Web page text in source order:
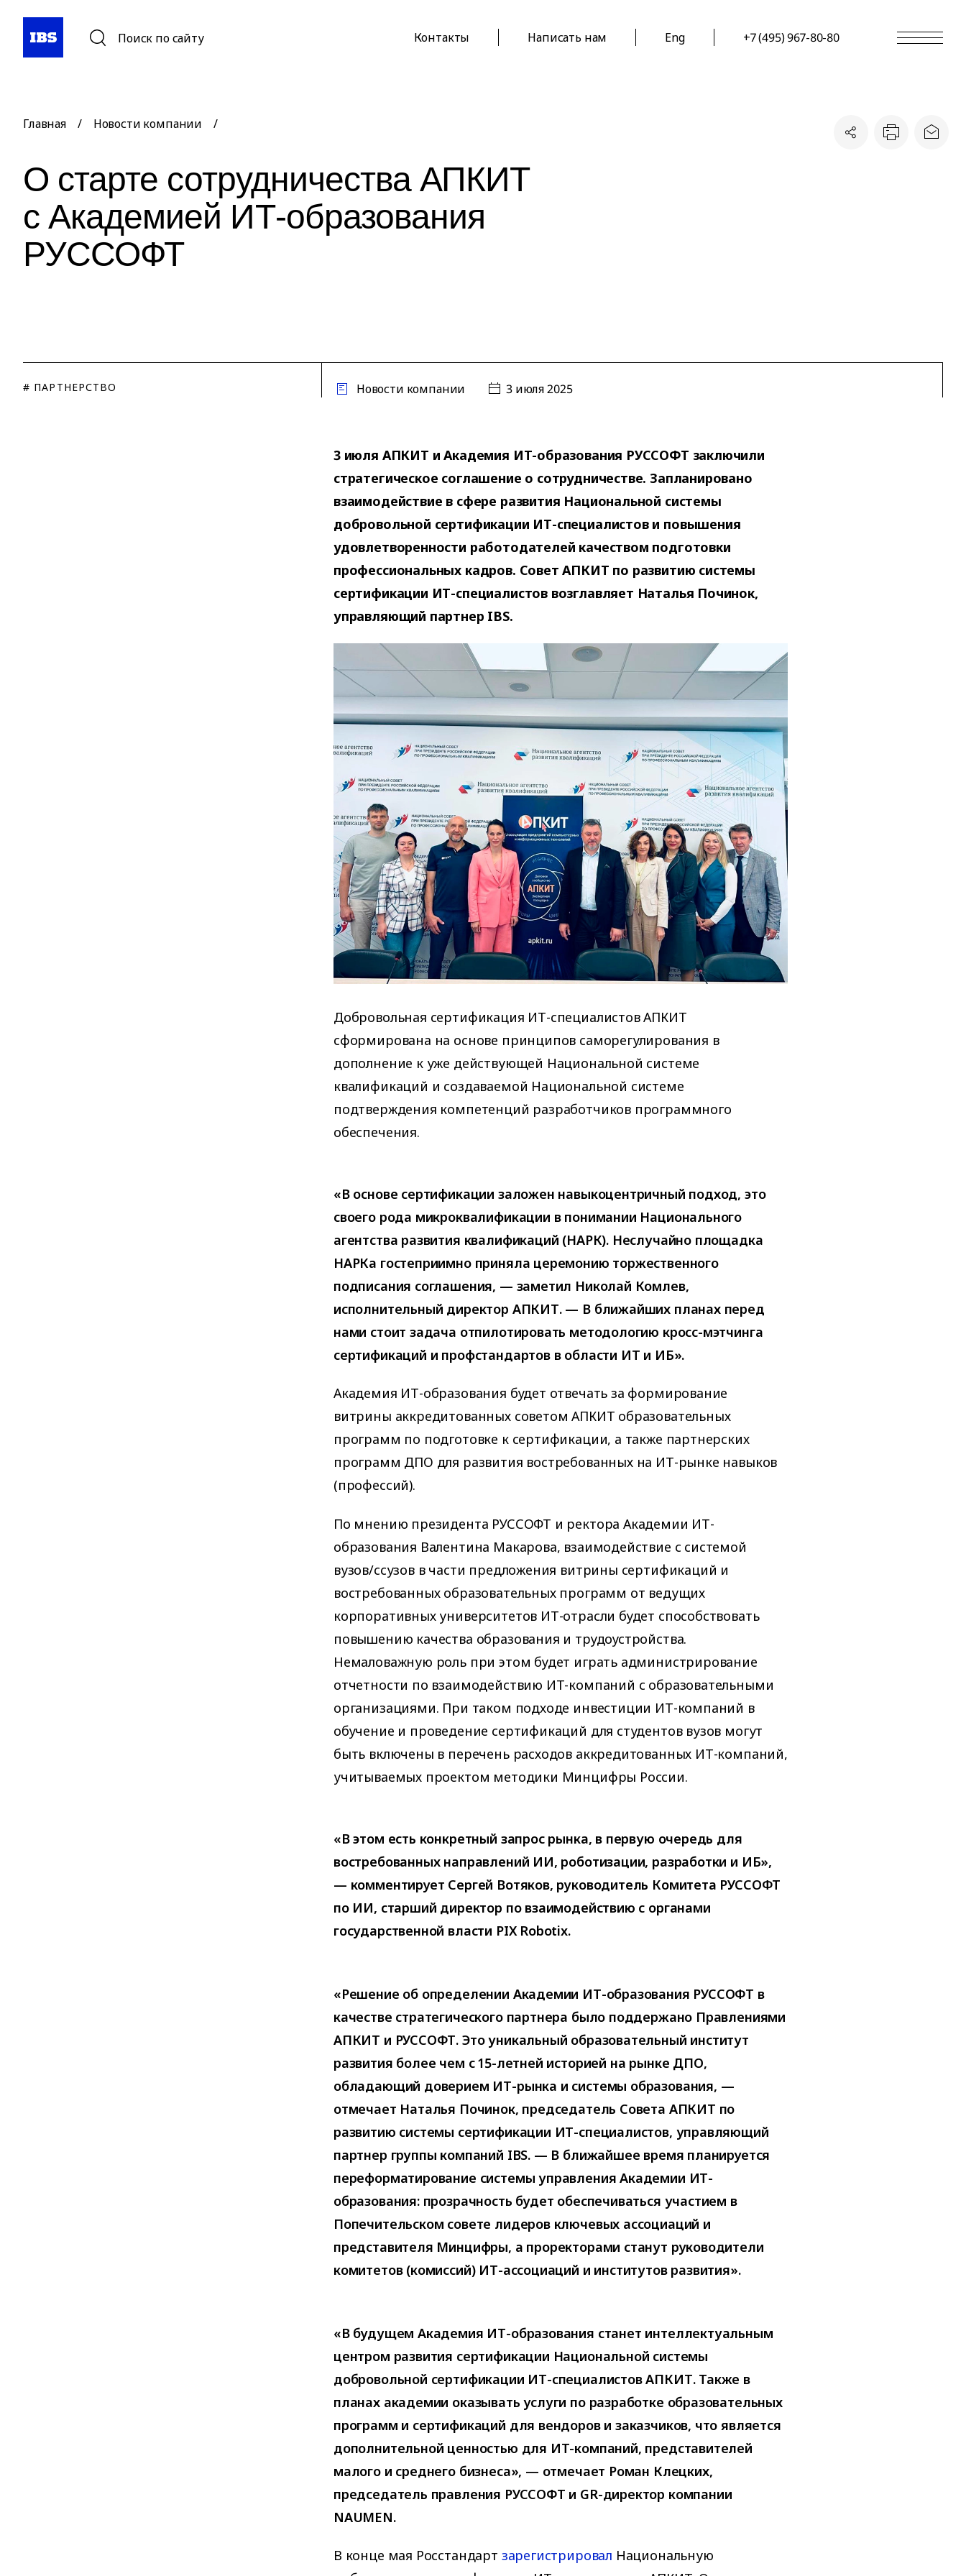
Поиск по сайту Контакты Написать нам Eng +7 (495) 967-80-80
Главная / Новости компании /
О старте сотрудничества АПКИТ
с Академией ИТ-образования
РУССОФТ
# ПАРТНЕРСТВО Новости компании 3 июля 2025
3 июля АПКИТ и Академия ИТ-образования РУССОФТ заключили
стратегическое соглашение о сотрудничестве. Запланировано
взаимодействие в сфере развития Национальной системы
добровольной сертификации ИТ-специалистов и повышения
удовлетворенности работодателей качеством подготовки
профессиональных кадров. Совет АПКИТ по развитию системы
сертификации ИТ-специалистов возглавляет Наталья Починок,
управляющий партнер IBS.
Добровольная сертификация ИТ-специалистов АПКИТ
сформирована на основе принципов саморегулирования в
дополнение к уже действующей Национальной системе
квалификаций и создаваемой Национальной системе
подтверждения компетенций разработчиков программного
обеспечения.
«В основе сертификации заложен навыкоцентричный подход, это
своего рода микроквалификации в понимании Национального
агентства развития квалификаций (НАРК). Неслучайно площадка
НАРКа гостеприимно приняла церемонию торжественного
подписания соглашения, — заметил Николай Комлев,
исполнительный директор АПКИТ. — В ближайших планах перед
нами стоит задача отпилотировать методологию кросс-мэтчинга
сертификаций и профстандартов в области ИТ и ИБ».
Академия ИТ-образования будет отвечать за формирование
витрины аккредитованных советом АПКИТ образовательных
программ по подготовке к сертификации, а также партнерских
программ ДПО для развития востребованных на ИТ-рынке навыков
(профессий).
По мнению президента РУССОФТ и ректора Академии ИТ-
образования Валентина Макарова, взаимодействие с системой
вузов/ссузов в части предложения витрины сертификаций и
востребованных образовательных программ от ведущих
корпоративных университетов ИТ-отрасли будет способствовать
повышению качества образования и трудоустройства.
Немаловажную роль при этом будет играть администрирование
отчетности по взаимодействию ИТ-компаний с образовательными
организациями. При таком подходе инвестиции ИТ-компаний в
обучение и проведение сертификаций для студентов вузов могут
быть включены в перечень расходов аккредитованных ИТ-компаний,
учитываемых проектом методики Минцифры России.
«В этом есть конкретный запрос рынка, в первую очередь для
востребованных направлений ИИ, роботизации, разработки и ИБ»,
— комментирует Сергей Вотяков, руководитель Комитета РУССОФТ
по ИИ, старший директор по взаимодействию с органами
государственной власти PIX Robotix.
«Решение об определении Академии ИТ-образования РУССОФТ в
качестве стратегического партнера было поддержано Правлениями
АПКИТ и РУССОФТ. Это уникальный образовательный институт
развития более чем с 15-летней историей на рынке ДПО,
обладающий доверием ИТ-рынка и системы образования, —
отмечает Наталья Починок, председатель Совета АПКИТ по
развитию системы сертификации ИТ-специалистов, управляющий
партнер группы компаний IBS. — В ближайшее время планируется
переформатирование системы управления Академии ИТ-
образования: прозрачность будет обеспечиваться участием в
Попечительском совете лидеров ключевых ассоциаций и
представителя Минцифры, а проректорами станут руководители
комитетов (комиссий) ИТ-ассоциаций и институтов развития».
«В будущем Академия ИТ-образования станет интеллектуальным
центром развития сертификации Национальной системы
добровольной сертификации ИТ-специалистов АПКИТ. Также в
планах академии оказывать услуги по разработке образовательных
программ и сертификаций для вендоров и заказчиков, что является
дополнительной ценностью для ИТ-компаний, представителей
малого и среднего бизнеса», — отмечает Роман Клецких,
председатель правления РУССОФТ и GR-директор компании
NAUMEN.
В конце мая Росстандарт зарегистрировал Национальную